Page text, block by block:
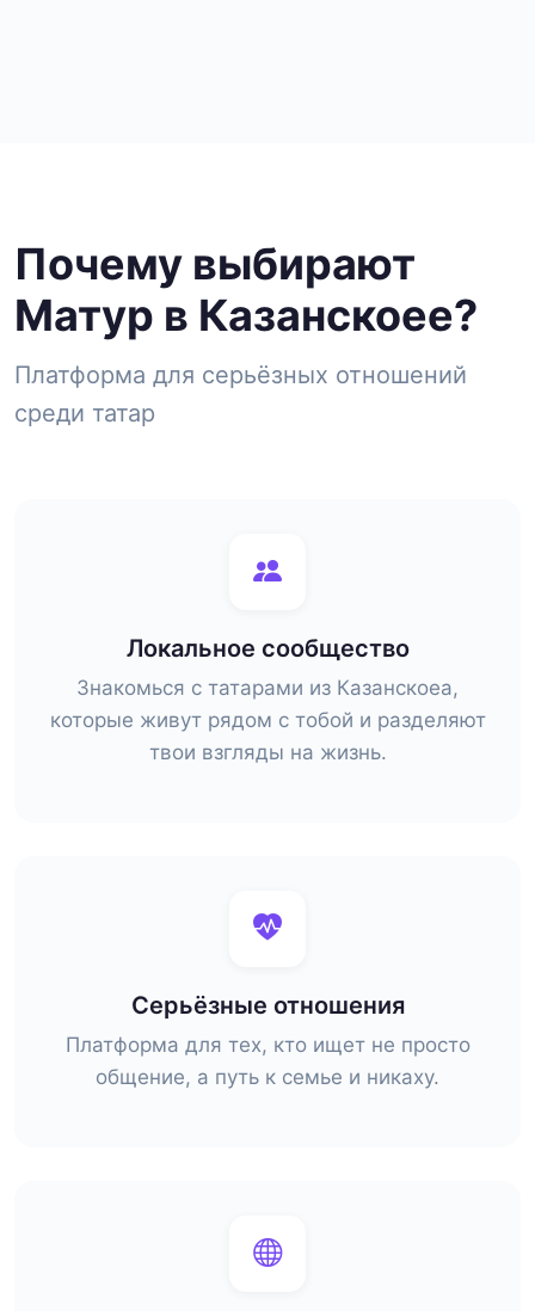
Почему выбирают
Матур в Казанскоее?
Платформа для серьёзных отношений
среди татар
Локальное сообщество
Знакомься с татарами из Казанскоеа,
которые живут рядом с тобой и разделяют
твои взгляды на жизнь.
Серьёзные отношения
Платформа для тех, кто ищет не просто
общение, а путь к семье и никаху.